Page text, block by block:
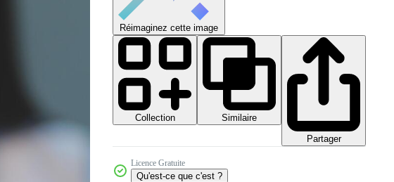
Réimaginez cette image
Collection
Similaire
Partager
Licence Gratuite
Qu'est-ce que c'est ?